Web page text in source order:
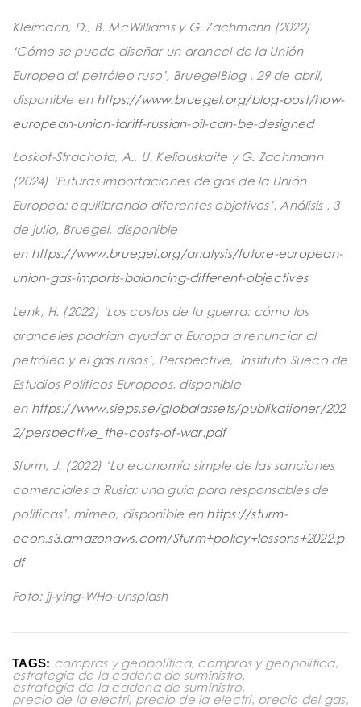
Kleimann, D., B. McWilliams y G. Zachmann (2022)
‘Cómo se puede diseñar un arancel de la Unión
Europea al petróleo ruso’, BruegelBlog, 29 de abril,
disponible en https://www.bruegel.org/blog-post/how-
european-union-tariff-russian-oil-can-be-designed
Łoskot-Strachota, A., U. Keliauskaite y G. Zachmann
(2024) ‘Futuras importaciones de gas de la Unión
Europea: equilibrando diferentes objetivos’, Análisis, 3
de julio, Bruegel, disponible
en https://www.bruegel.org/analysis/future-european-
union-gas-imports-balancing-different-objectives
Lenk, H. (2022) ‘Los costos de la guerra: cómo los
aranceles podrían ayudar a Europa a renunciar al
petróleo y el gas rusos’, Perspective,
Instituto Sueco de
Estudios Políticos Europeos, disponible
en https://www.sieps.se/globalassets/publikationer/202
2/perspective_the-costs-of-war.pdf
Sturm, J. (2022) ‘La economía simple de las sanciones
comerciales a Rusia: una guía para responsables de
políticas’, mimeo, disponible en https://sturm-
econ.s3.amazonaws.com/Sturm+policy+lessons+2022.p
df
Foto: jj-ying-WHo-unsplash
TAGS: compras y geopolítica, compras y geopolítica,
estrategia de la cadena de suministro,
estrategia de la cadena de suministro,
precio de la electri, precio de la electri, precio del gas,